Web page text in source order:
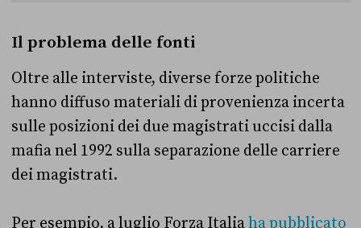
Il problema delle fonti
Oltre alle interviste, diverse forze politiche
hanno diffuso materiali di provenienza incerta
sulle posizioni dei due magistrati uccisi dalla
mafia nel 1992 sulla separazione delle carriere
dei magistrati.
Per esempio, a luglio Forza Italiaha pubblicato